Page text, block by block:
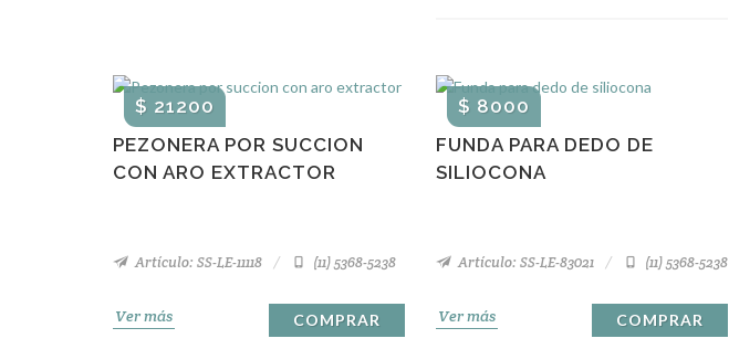
PEZONERA POR SUCCION
CON ARO EXTRACTOR
$ 21200
Artículo: SS-LE-11118 (11) 5368-5238
Ver más COMPRAR
FUNDA PARA DEDO DE
SILIOCONA
$ 8000
Artículo: SS-LE-83021 (11) 5368-5238
Ver más COMPRAR